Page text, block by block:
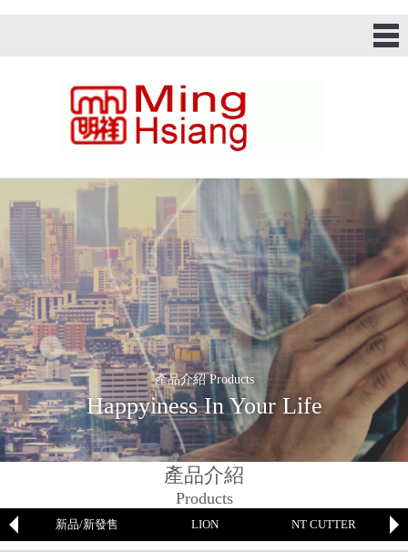
產品介紹 Products
Happyiness In Your Life
產品介紹
Products
新品/新發售 LION NT CUTTER